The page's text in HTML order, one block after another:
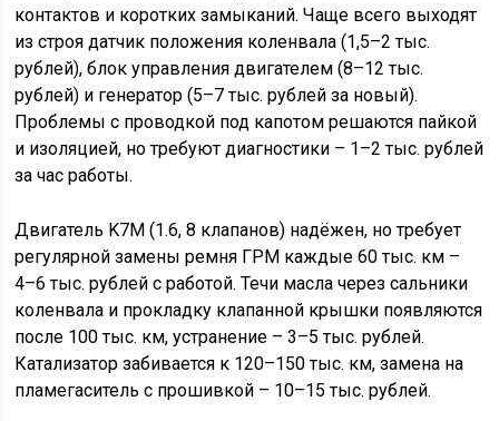
контактов и коротких замыканий. Чаще всего выходят
из строя датчик положения коленвала (1,5–2 тыс.
рублей), блок управления двигателем (8–12 тыс.
рублей) и генератор (5–7 тыс. рублей за новый).
Проблемы с проводкой под капотом решаются пайкой
и изоляцией, но требуют диагностики – 1–2 тыс. рублей
за час работы.
Двигатель K7M (1.6, 8 клапанов) надёжен, но требует
регулярной замены ремня ГРМ каждые 60 тыс. км –
4–6 тыс. рублей с работой. Течи масла через сальники
коленвала и прокладку клапанной крышки появляются
после 100 тыс. км, устранение – 3–5 тыс. рублей.
Катализатор забивается к 120–150 тыс. км, замена на
пламегаситель с прошивкой – 10–15 тыс. рублей.